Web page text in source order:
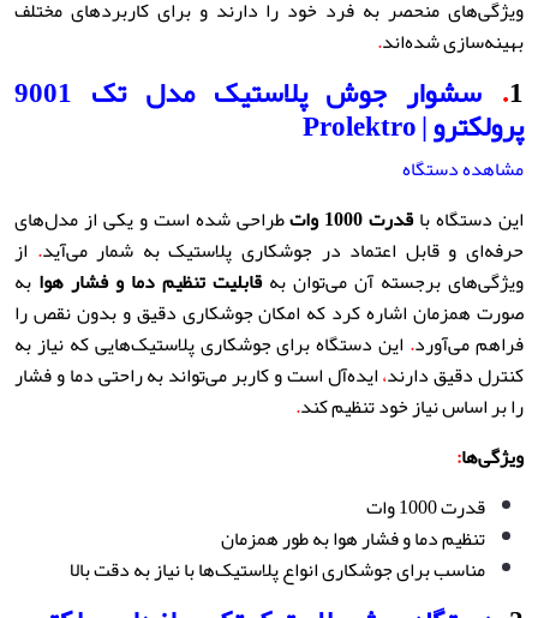
ویژگی‌های منحصر به فرد خود را دارند و برای کاربردهای مختلف
بهینه‌سازی شده‌اند.
1
. سشوار جوش پلاستیک مدل تک 9001
پرولکترو| Prolektro
مشاهده دستگاه
این دستگاه باقدرت 1000 وات
طراحی شده است و یکی از مدل‌های
حرفه‌ای و قابل اعتماد در جوشکاری پلاستیک به شمار می‌آید. از
ویژگی‌های برجسته آن می‌توان بهقابلیت تنظیم دما و فشار هوا به
صورت همزمان اشاره کرد که امکان جوشکاری دقیق و بدون نقص را
فراهم می‌آورد. این دستگاه برای جوشکاری پلاستیک‌هایی که نیاز به
کنترل دقیق دارند،ایده‌آل است و کاربر می‌تواند به راحتی دما و فشار
را بر اساس نیاز خود تنظیم کند.
ویژگی‌ها:
قدرت 1000 وات
تنظیم دما و فشار هوا به طور همزمان
مناسب برای جوشکاری انواع پلاستیک‌ها با نیاز به دقت بالا